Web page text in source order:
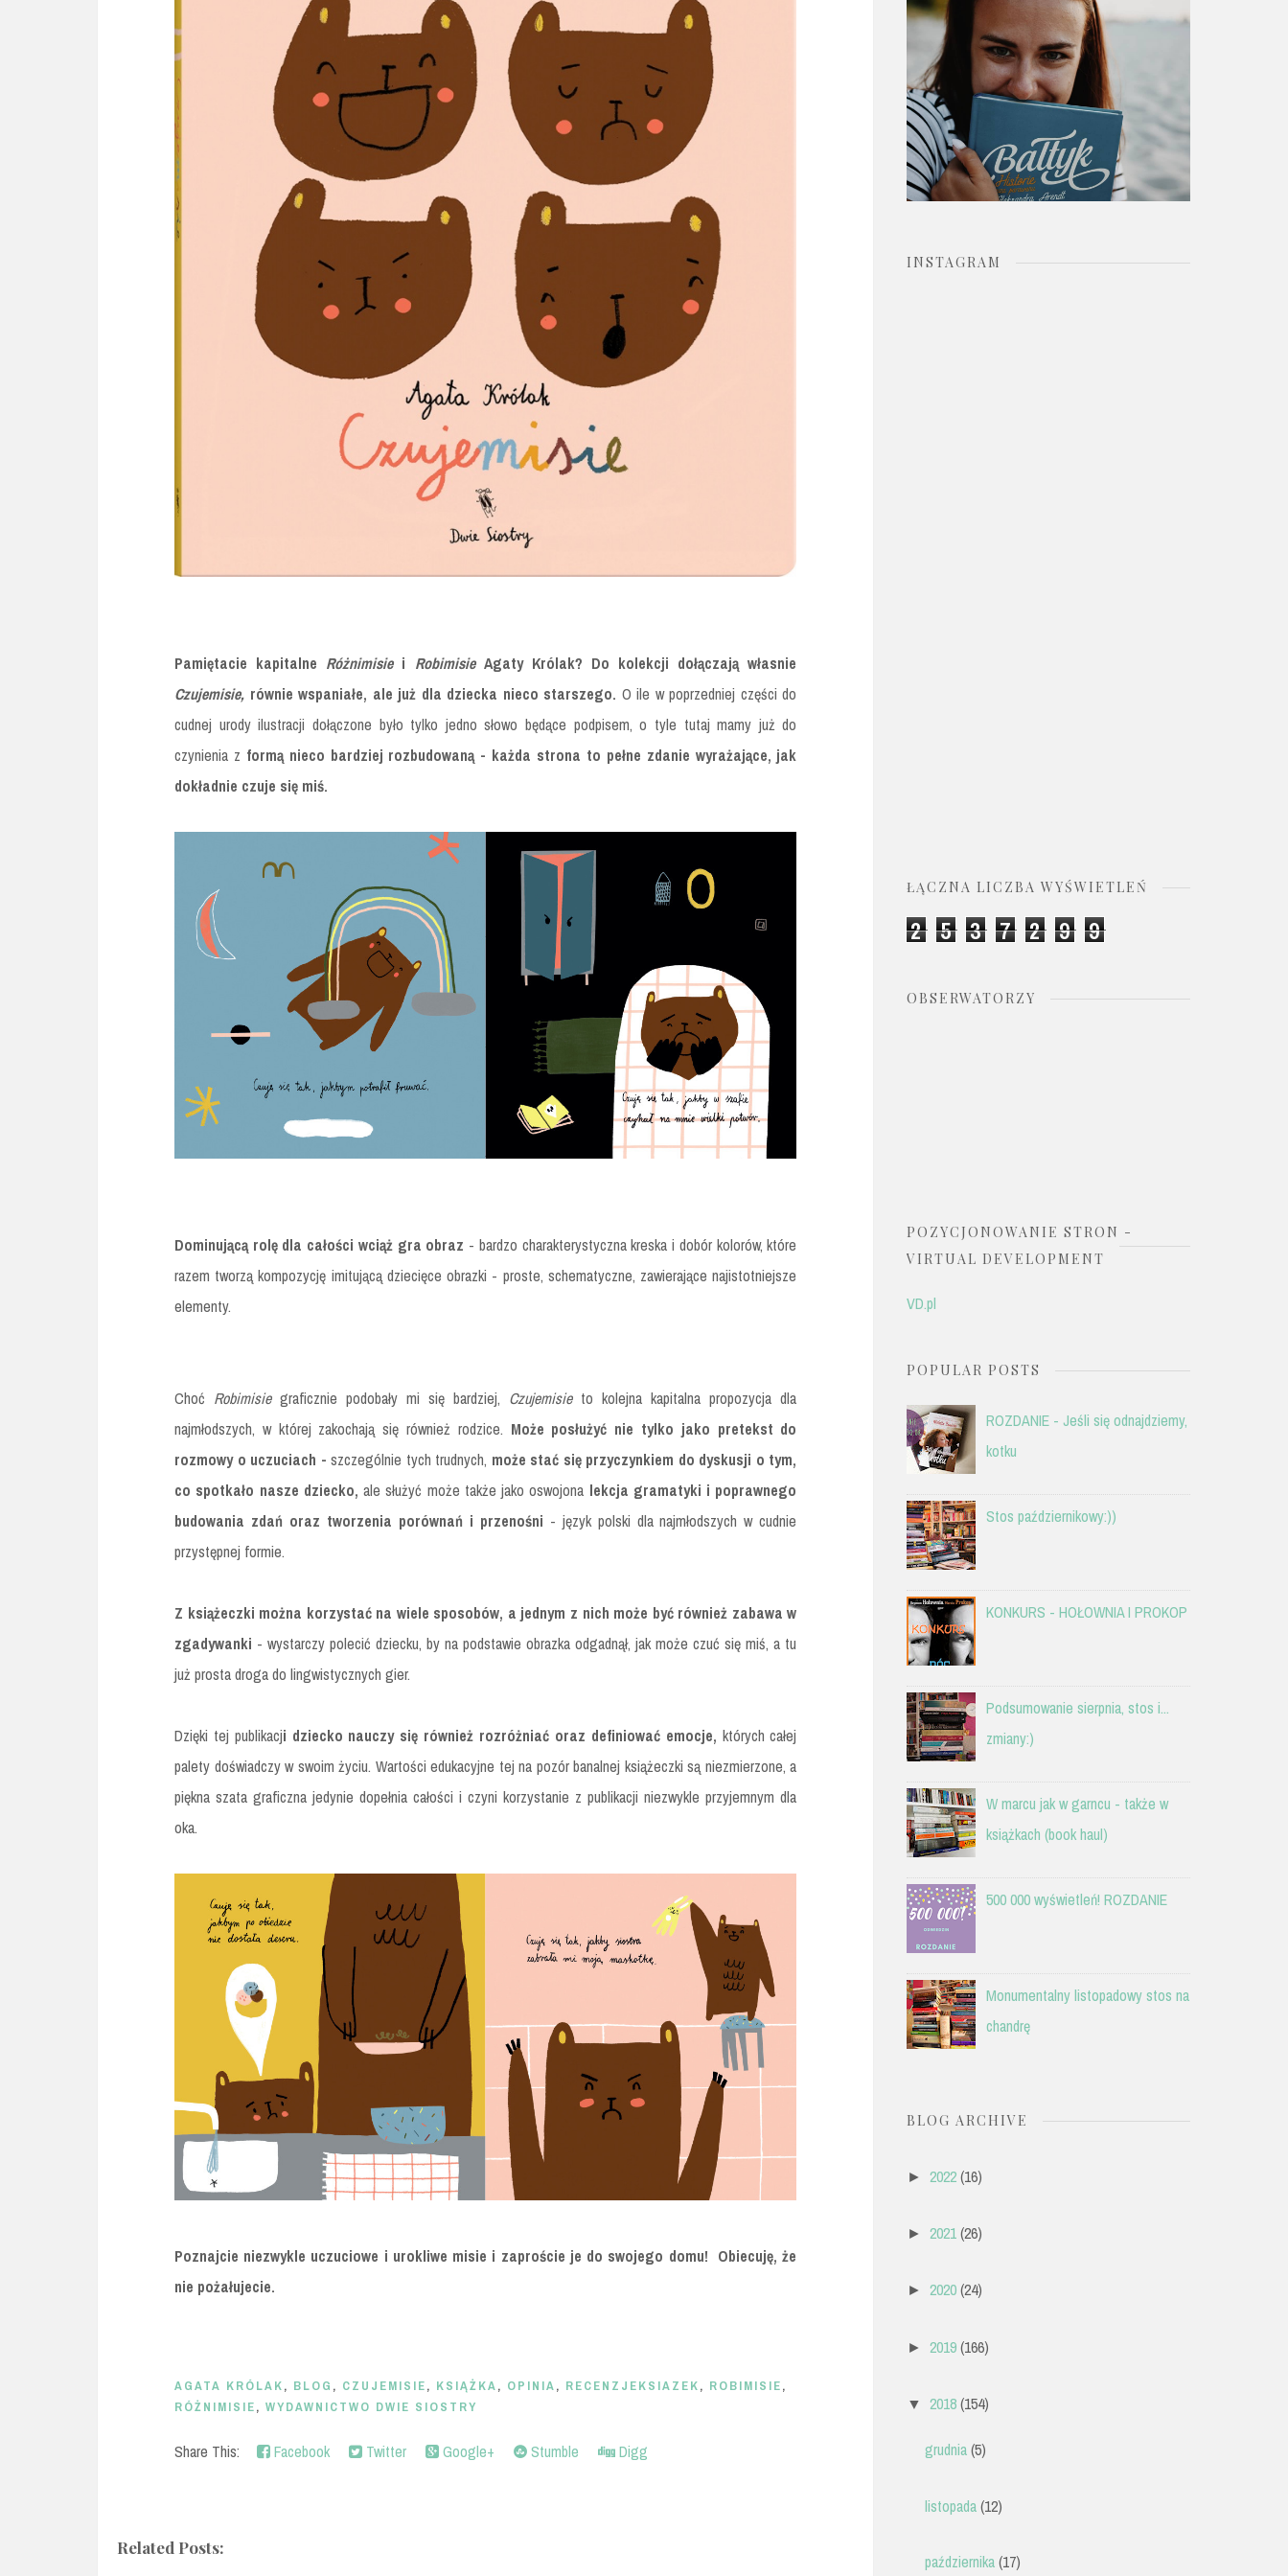
Pamiętacie kapitalne Różnimisie i Robimisie Agaty Królak? Do kolekcji dołączają własnie
Czujemisie, równie wspaniałe, ale już dla dziecka nieco starszego. O ile w poprzedniej części do
cudnej urody ilustracji dołączone było tylko jedno słowo będące podpisem, o tyle tutaj mamy już do
czynienia z formą nieco bardziej rozbudowaną - każda strona to pełne zdanie wyrażające, jak
dokładnie czuje się miś.
Dominującą rolę dla całości wciąż gra obraz - bardzo charakterystyczna kreska i dobór kolorów, które
razem tworzą kompozycję imitującą dziecięce obrazki - proste, schematyczne, zawierające najistotniejsze
elementy.
Choć Robimisiegraficznie podobały mi się bardziej, Czujemisie to kolejna kapitalna propozycja dla
najmłodszych, w której zakochają się również rodzice. Może posłużyć nie tylko jako pretekst do
rozmowy o uczuciach - szczególnie tych trudnych, może stać się przyczynkiem do dyskusji o tym,
co spotkało nasze dziecko,ale służyć może także jako oswojona lekcja gramatyki i poprawnego
budowania zdań oraz tworzenia porównań i przenośni - język polski dla najmłodszych w cudnie
przystępnej formie.
Z książeczki można korzystać na wiele sposobów, a jednym z nich może być również zabawa w
zgadywanki - wystarczy polecić dziecku, by na podstawie obrazka odgadnął, jak może czuć się miś, a tu
już prosta droga do lingwistycznych gier.
Dzięki tej publikacji dziecko nauczy się również rozróżniać oraz definiować emocje, których całej
palety doświadczy w swoim życiu. Wartości edukacyjne tej na pozór banalnej książeczki są niezmierzone, a
piękna szata graficzna jedynie dopełnia całości i czyni korzystanie z publikacji niezwykle przyjemnym dla
oka.
Poznajcie niezwykle uczuciowe i urokliwe misie i zaproście je do swojego domu! Obiecuję, że
nie pożałujecie.
AGATA KRÓLAK, BLOG , CZUJEMISIE, KSIĄŻKA, OPINIA, RECENZJEKSIAZEK, ROBIMISIE,
RÓŻNIMISIE, WYDAWNICTWO DWIE SIOSTRY
Share This: Facebook Twitter Google+ Stumble Digg
Related Posts:
o
r
:
INSTAGRAM
ŁĄCZNA LICZBA WYŚWIETLEŃ
2 5 3 7 2 9 9
OBSERWATORZY
POZYCJONOWANIE STRON -
VIRTUAL DEVELOPMENT
VD.pl
POPULAR POSTS
ROZDANIE - Jeśli się odnajdziemy,
kotku
Stos październikowy:))
KONKURS - HOŁOWNIA I PROKOP
Podsumowanie sierpnia, stos i...
zmiany:)
W marcu jak w garncu - także w
książkach (book haul)
500 000 wyświetleń! ROZDANIE
Monumentalny listopadowy stos na
chandrę
BLOG ARCHIVE
► 2022 (16)
► 2021 (26)
► 2020 (24)
► 2019 (166)
▼ 2018 (154)
grudnia(5)
listopada(12)
października(17)